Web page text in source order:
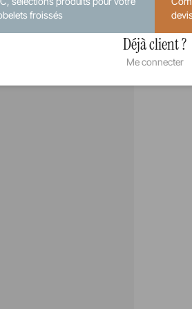
froissés
Déjà client ?
Me connecter